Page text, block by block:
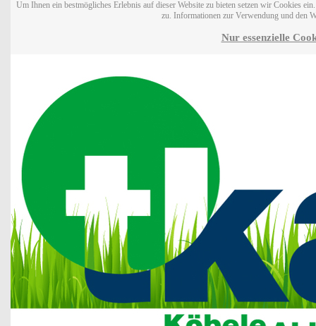
Um Ihnen ein bestmögliches Erlebnis auf dieser Website zu bieten setzen wir Cookies
zu. Informationen zur Verwendung und den
Nur essenzielle